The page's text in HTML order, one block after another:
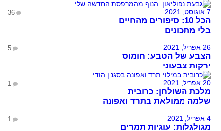
7 אוגוסט, 2021 36
הכל 10: סיפורים מהחיים
בלי מתכונים
26 אפריל, 2021 5
הצבע של הטבע: חומוס
ירקות צבעוני
20 אפריל, 2021 1
מלכת השולחן: כרובית
שלמה ממולאת בתרד ואפונה
4 אפריל, 2021 1
מגולגלות: עוגיות תמרים